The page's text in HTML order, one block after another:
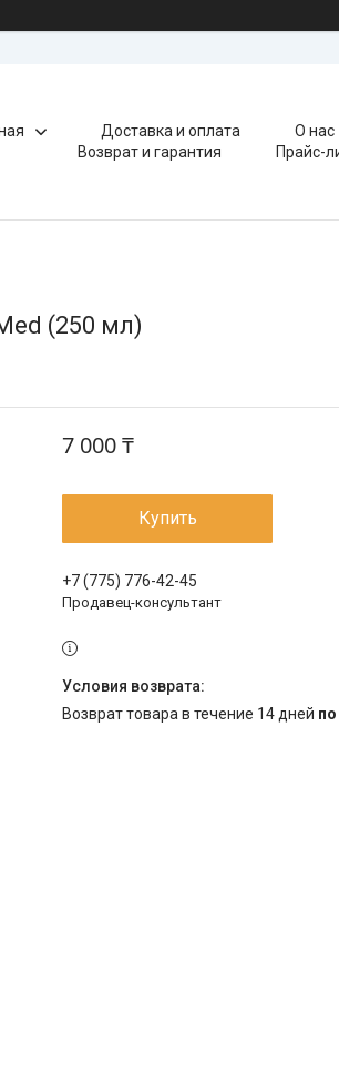
Доставка и оплата О нас
Возврат и гарантия
Прайс-
(250 мл)
7 000 ₸
Купить
+7 (775) 776-42-45
Продавец-консультант
возврат товара в течение 14 дней